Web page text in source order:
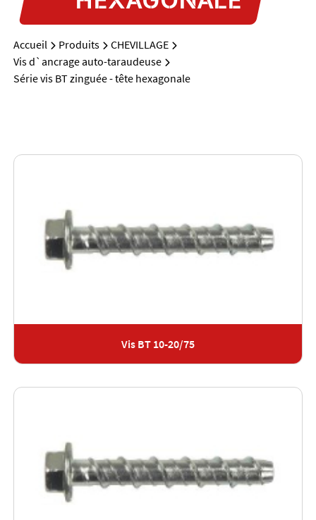
Accueil Produits
CHEVILLAGE
Vis d`ancrage auto-taraudeuse
Série vis BT zinguée - tête hexagonale
Vis BT 10-20/75